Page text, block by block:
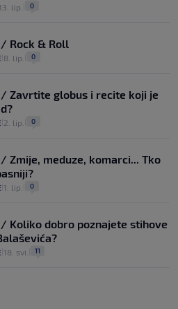
13. lip. 0
Rock & Roll
8. lip. 0
/ Zavrtite globus i recite koji je
2. lip. 0
Zmije, meduze, komarci... Tko
1. lip. 0
/ Koliko dobro poznajete stihove
18. svi. 11